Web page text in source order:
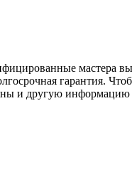
мастера
гарантия.
и другую